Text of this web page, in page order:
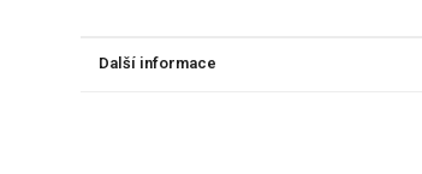
Další informace